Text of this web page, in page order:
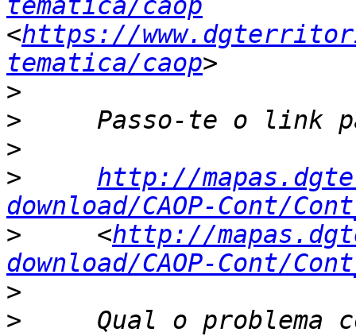
tematica/caop
<https://
tematica/caop
>
>
>
>
http://
download/CAOP-Cont/
>
     <
http://
download/CAOP-Cont/
>
>
Qual o problema